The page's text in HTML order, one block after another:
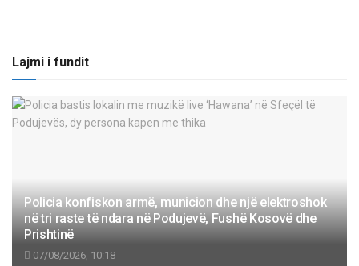
Lajmi i fundit
Policia konfiskon armë, municion dhe një elektroshok
në tri raste të ndara në Podujevë, Fushë Kosovë dhe
Prishtinë
07/08/2026, 10:18